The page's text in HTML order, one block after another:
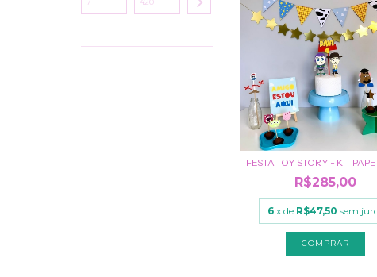
FESTA TOY STORY - KIT
R$285,00
6 x de R$47,50 sem